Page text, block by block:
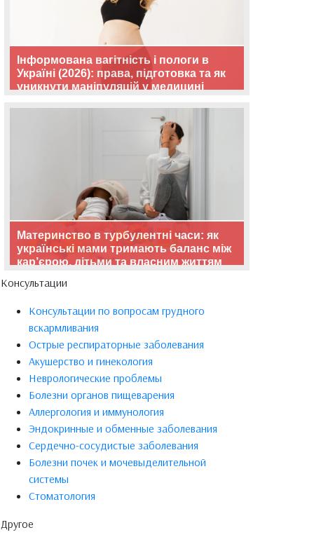
Інформована вагітність і пологи в
Україні (2026): права, підготовка та як
уникнути маніпуляцій у медицині
Материнство в турбулентні часи: як
українські мами тримають баланс між
кар’єрою, дітьми та власним життям
Консультации
Консультации по вопросам грудного
вскармливания
Острые респираторные заболевания
Акушерство и гинекология
Неврологические проблемы
Болезни органов пищеварения
Аллергология и иммунология
Эндокринные и обменные заболевания
Сердечно-сосудистые заболевания
Болезни почек и мочевыделительной
системы
Стоматология
Другое